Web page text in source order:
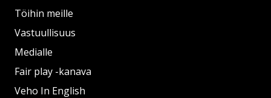
Töihin meille
Vastuullisuus
Medialle
Fair play -kanava
Veho In English